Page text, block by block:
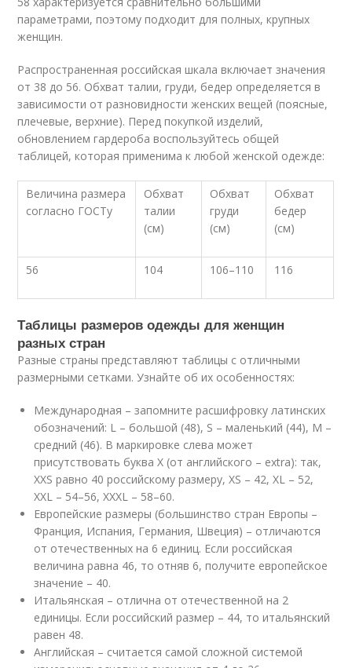
параметрами, поэтому подходит для полных, крупных
женщин.
Распространенная российская шкала включает значения
от 38 до 56. Обхват талии, груди, бедер определяется в
зависимости от разновидности женских вещей (поясные,
плечевые, верхние). Перед покупкой изделий,
обновлением гардероба воспользуйтесь общей
таблицей, которая применима к любой женской одежде:
Величина размера
согласно ГОСТу
Обхват
талии
(см)
Обхват
груди
(см)
Обхват
бедер
(см)
56 104 106–110 116
Таблицы размеров одежды для женщин
разных стран
Разные страны представляют таблицы с отличными
размерными сетками. Узнайте об их особенностях:
Международная – запомните расшифровку латинских
обозначений: L – большой (48), S – маленький (44), M –
средний (46). В маркировке слева может
присутствовать буква X (от английского – extra): так,
XXS равно 40 российскому размеру, XS – 42, XL – 52,
XXL – 54–56, XXXL – 58–60.
Европейские размеры (большинство стран Европы –
Франция, Испания, Германия, Швеция) – отличаются
от отечественных на 6 единиц. Если российская
величина равна 46, то отняв 6, получите европейское
значение – 40.
Итальянская – отлична от отечественной на 2
единицы. Если российский размер – 44, то итальянский
равен 48.
Английская – считается самой сложной системой